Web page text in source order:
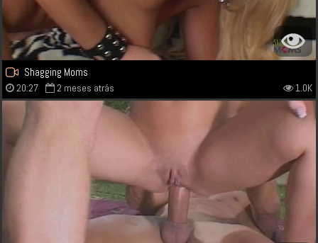
Shagging Moms
20:27 2 meses atrás 1.0K